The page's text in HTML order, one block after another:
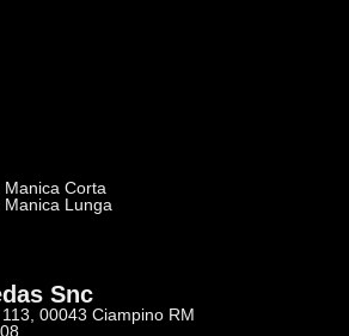
Corta
Lunga
Snc
00043 Ciampino RM